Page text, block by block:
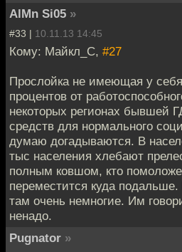
AlMn Si05 »
#33 | 10.11.13 14:45
Кому: Майкл_С, #27
Прослойка не имеющая у
процентов от
некоторых регионах бывшей
средств для нормального
думаю догадываются. В
тыс населения хлебают
полным ковшом, кто
переместится куда
там очень немногие. Им
ненадо.
Pugnator »